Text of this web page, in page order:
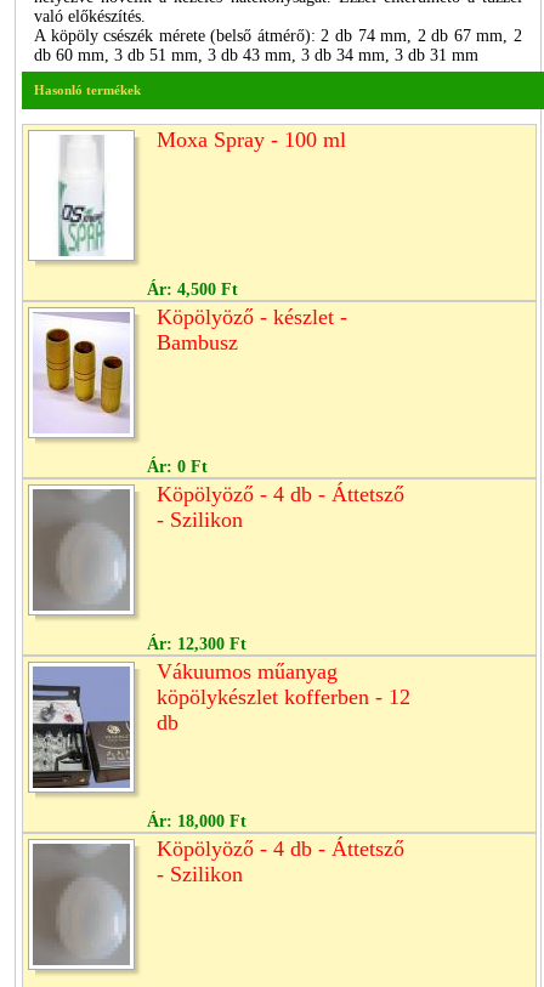
való előkészítés.
A köpöly csészék mérete (belső átmérő): 2 db 74 mm, 2 db 67 mm, 2
db 60 mm, 3 db 51 mm, 3 db 43 mm, 3 db 34 mm, 3 db 31 mm
Hasonló termékek
Moxa Spray - 100 ml
Ár: 4,500 Ft
Köpölyöző - készlet -
Bambusz
Ár: 0 Ft
Köpölyöző - 4 db - Áttetsző
- Szilikon
Ár: 12,300 Ft
Vákuumos műanyag
köpölykészlet kofferben - 12
db
Ár: 18,000 Ft
Köpölyöző - 4 db - Áttetsző
- Szilikon